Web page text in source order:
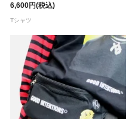
6,600円(税込)
Tシャツ